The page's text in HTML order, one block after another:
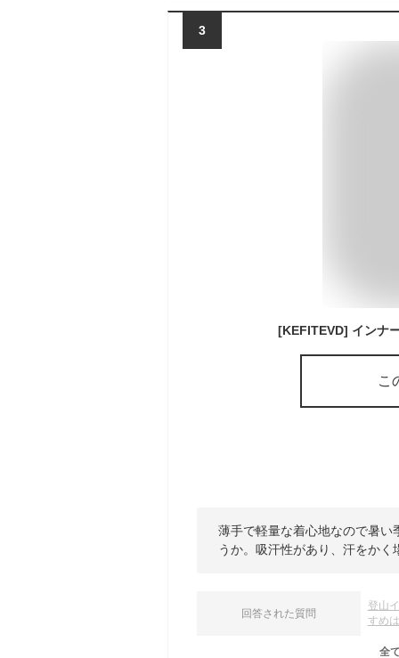
3
こ
薄手で軽量な着心地なので暑
うか。吸汗性があり、汗をか
回答された質問
登山
すめ
全